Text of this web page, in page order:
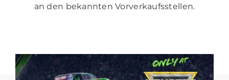
an den bekannten Vorverkaufsstellen.